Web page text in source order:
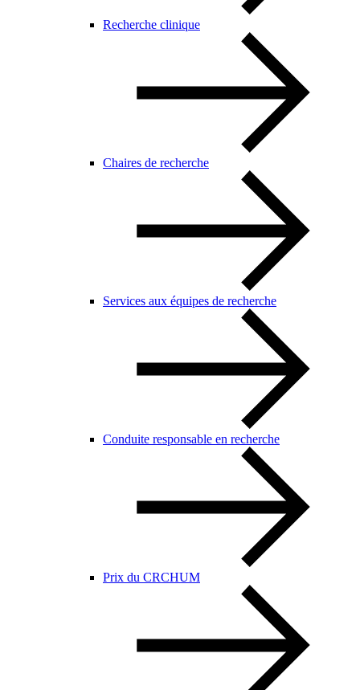
Recherche clinique
Chaires de recherche
Services aux équipes de recherche
Conduite responsable en recherche
Prix du CRCHUM